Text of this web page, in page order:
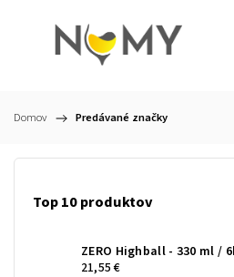
Domov / Predávané značky
Top 10 produktov
ZERO Highball - 330 ml /
21,55 €